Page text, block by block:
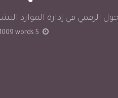
الرقمي في إدارة الموارد
5
1009 words